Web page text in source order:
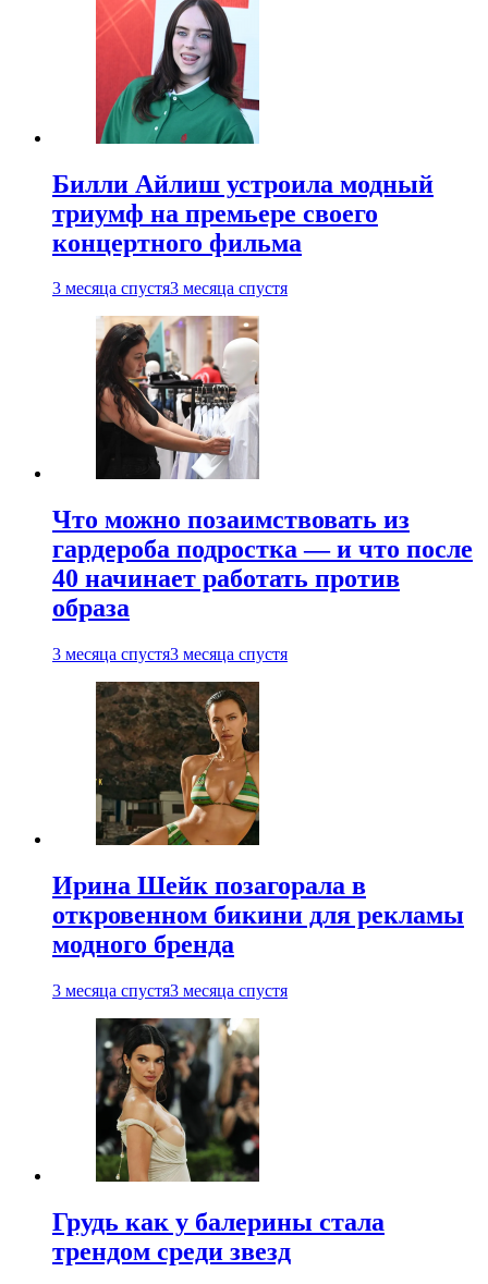
Билли Айлиш устроила модный
триумф на премьере своего
концертного фильма
3 месяца спустя3 месяца спустя
Что можно позаимствовать из
гардероба подростка — и что после
40 начинает работать против
образа
3 месяца спустя3 месяца спустя
Ирина Шейк позагорала в
откровенном бикини для рекламы
модного бренда
3 месяца спустя3 месяца спустя
Грудь как у балерины стала
трендом среди звезд